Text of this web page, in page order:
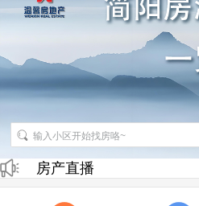
招聘房产销售经纪人
房产直播